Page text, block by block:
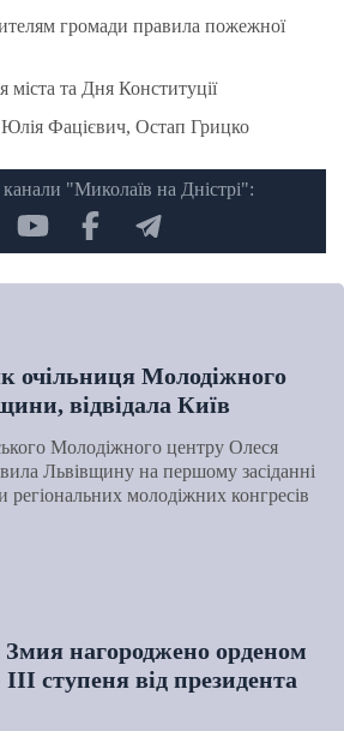
громади правила пожежної
міста та Дня Конституції
Фацієвич, Остап Грицко
"Миколаїв на Дністрі":
очільниця Молодіжного
відвідала Київ
Молодіжного центру Олеся
Львівщину на першому засіданні
регіональних молодіжних конгресів
нагороджено орденом
ступеня від президента